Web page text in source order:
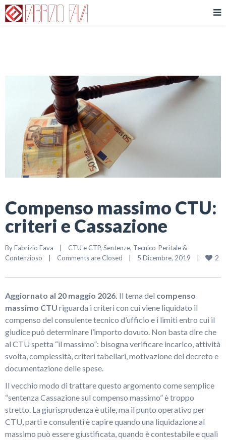
Compenso massimo CTU:
criteri e Cassazione
By Fabrizio Fava | CTU e CTP, Sentenze, Tecnico-Peritale &
Contenzioso
| Comments are Closed | 5 Dicembre, 2019 | 2
Aggiornato al 20 maggio 2026. Il tema del compenso
massimo CTU riguarda i criteri con cui viene liquidato il
compenso del consulente tecnico d’ufficio e i limiti entro cui il
giudice può determinare l’importo dovuto. Non basta dire che
al CTU spetta “il massimo”: bisogna verificare incarico, attività
svolta, complessità, criteri tabellari, motivazione del decreto e
documentazione delle spese.
Il vecchio modo di trattare questo argomento come semplice
“sentenza Cassazione sul compenso massimo” è troppo
stretto. La giurisprudenza è utile, ma il punto operativo per
CTU, parti e consulenti è capire quando una liquidazione al
massimo può essere giustificata, quando è contestabile e quali